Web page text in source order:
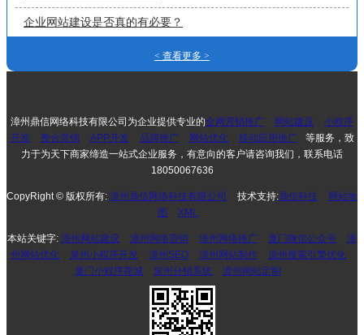
企业网站建设是否真的有必要？
< 查看更多 >
漳州鼎信网络科技有限公司为企业提供专业的全网营销推广 网站建设
小程序
开发
整合营销 APP开发 品牌推广 网站优化 移动应用推广
等服务，致
力于为天下商家缔造一站式企业服务，有意向的客户请咨询我们，联系电话
18050067636
CopyRight © 版权所有: 漳州鼎信网络科技有限公司 技术支持:鼎信科技
网站地
图
XML
本站关键字: 漳州网站建设 漳州网络营销 漳州网络推广 厦门微信公众号
漳
州网站优化
泉州小程序开发 漳州SEO 漳州网站制作
漳州搜索引擎优化
厦门小程序商城
泉州分销系统 漳州网站定制